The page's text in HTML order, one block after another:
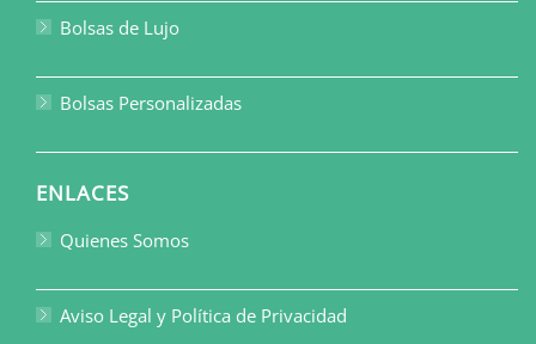
Bolsas de Lujo
Bolsas Personalizadas
ENLACES
Quienes Somos
Aviso Legal y Política de Privacidad